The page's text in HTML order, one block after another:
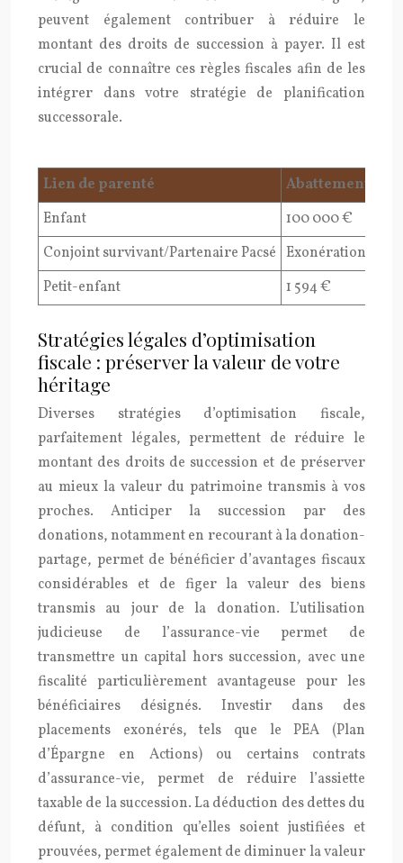
peuvent également contribuer à réduire le
montant des droits de succession à payer. Il est
crucial de connaître ces règles fiscales afin de les
intégrer dans votre stratégie de planification
successorale.
Lien de parenté
Abattement
Enfant
100 000 €
Conjoint survivant/Partenaire Pacsé Exonération
Petit-enfant
1 594 €
Stratégies légales d’optimisation
fiscale : préserver la valeur de votre
héritage
Diverses stratégies d’optimisation fiscale,
parfaitement légales, permettent de réduire le
montant des droits de succession et de préserver
au mieux la valeur du patrimoine transmis à vos
proches. Anticiper la succession par des
donations, notamment en recourant à la donation-
partage, permet de bénéficier d’avantages fiscaux
considérables et de figer la valeur des biens
transmis au jour de la donation. L’utilisation
judicieuse de l’assurance-vie permet de
transmettre un capital hors succession, avec une
fiscalité particulièrement avantageuse pour les
bénéficiaires désignés. Investir dans des
placements exonérés, tels que le PEA (Plan
d’Épargne en Actions) ou certains contrats
d’assurance-vie, permet de réduire l’assiette
taxable de la succession. La déduction des dettes du
défunt, à condition qu’elles soient justifiées et
prouvées, permet également de diminuer la valeur